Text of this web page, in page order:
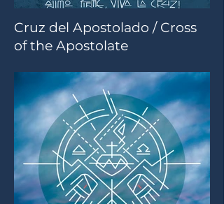
Cruz del Apostolado / Cross
of the Apostolate